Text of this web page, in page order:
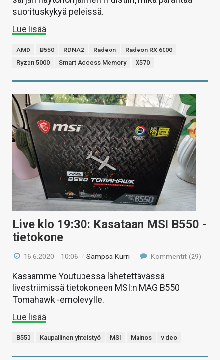
suorituskykyä peleissä.
Lue lisää
AMD B550 RDNA2 Radeon
Radeon RX 6000
Ryzen 5000
Smart Access Memory X570
Live klo 19:30: Kasataan MSI B550 -
tietokone
16.6.2020 - 10:06 /Sampsa Kurri Kommentit (29)
Kasaamme Youtubessa lähetettävässä
livestriimissä tietokoneen MSI:n MAG B550
Tomahawk -emolevylle.
Lue lisää
B550 Kaupallinen yhteistyö MSI Mainos video